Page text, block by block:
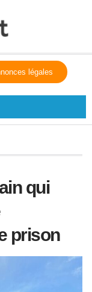
légales
qui
prison